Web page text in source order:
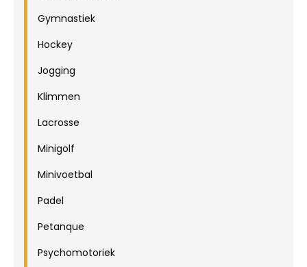
Gymnastiek
Hockey
Jogging
Klimmen
Lacrosse
Minigolf
Minivoetbal
Padel
Petanque
Psychomotoriek